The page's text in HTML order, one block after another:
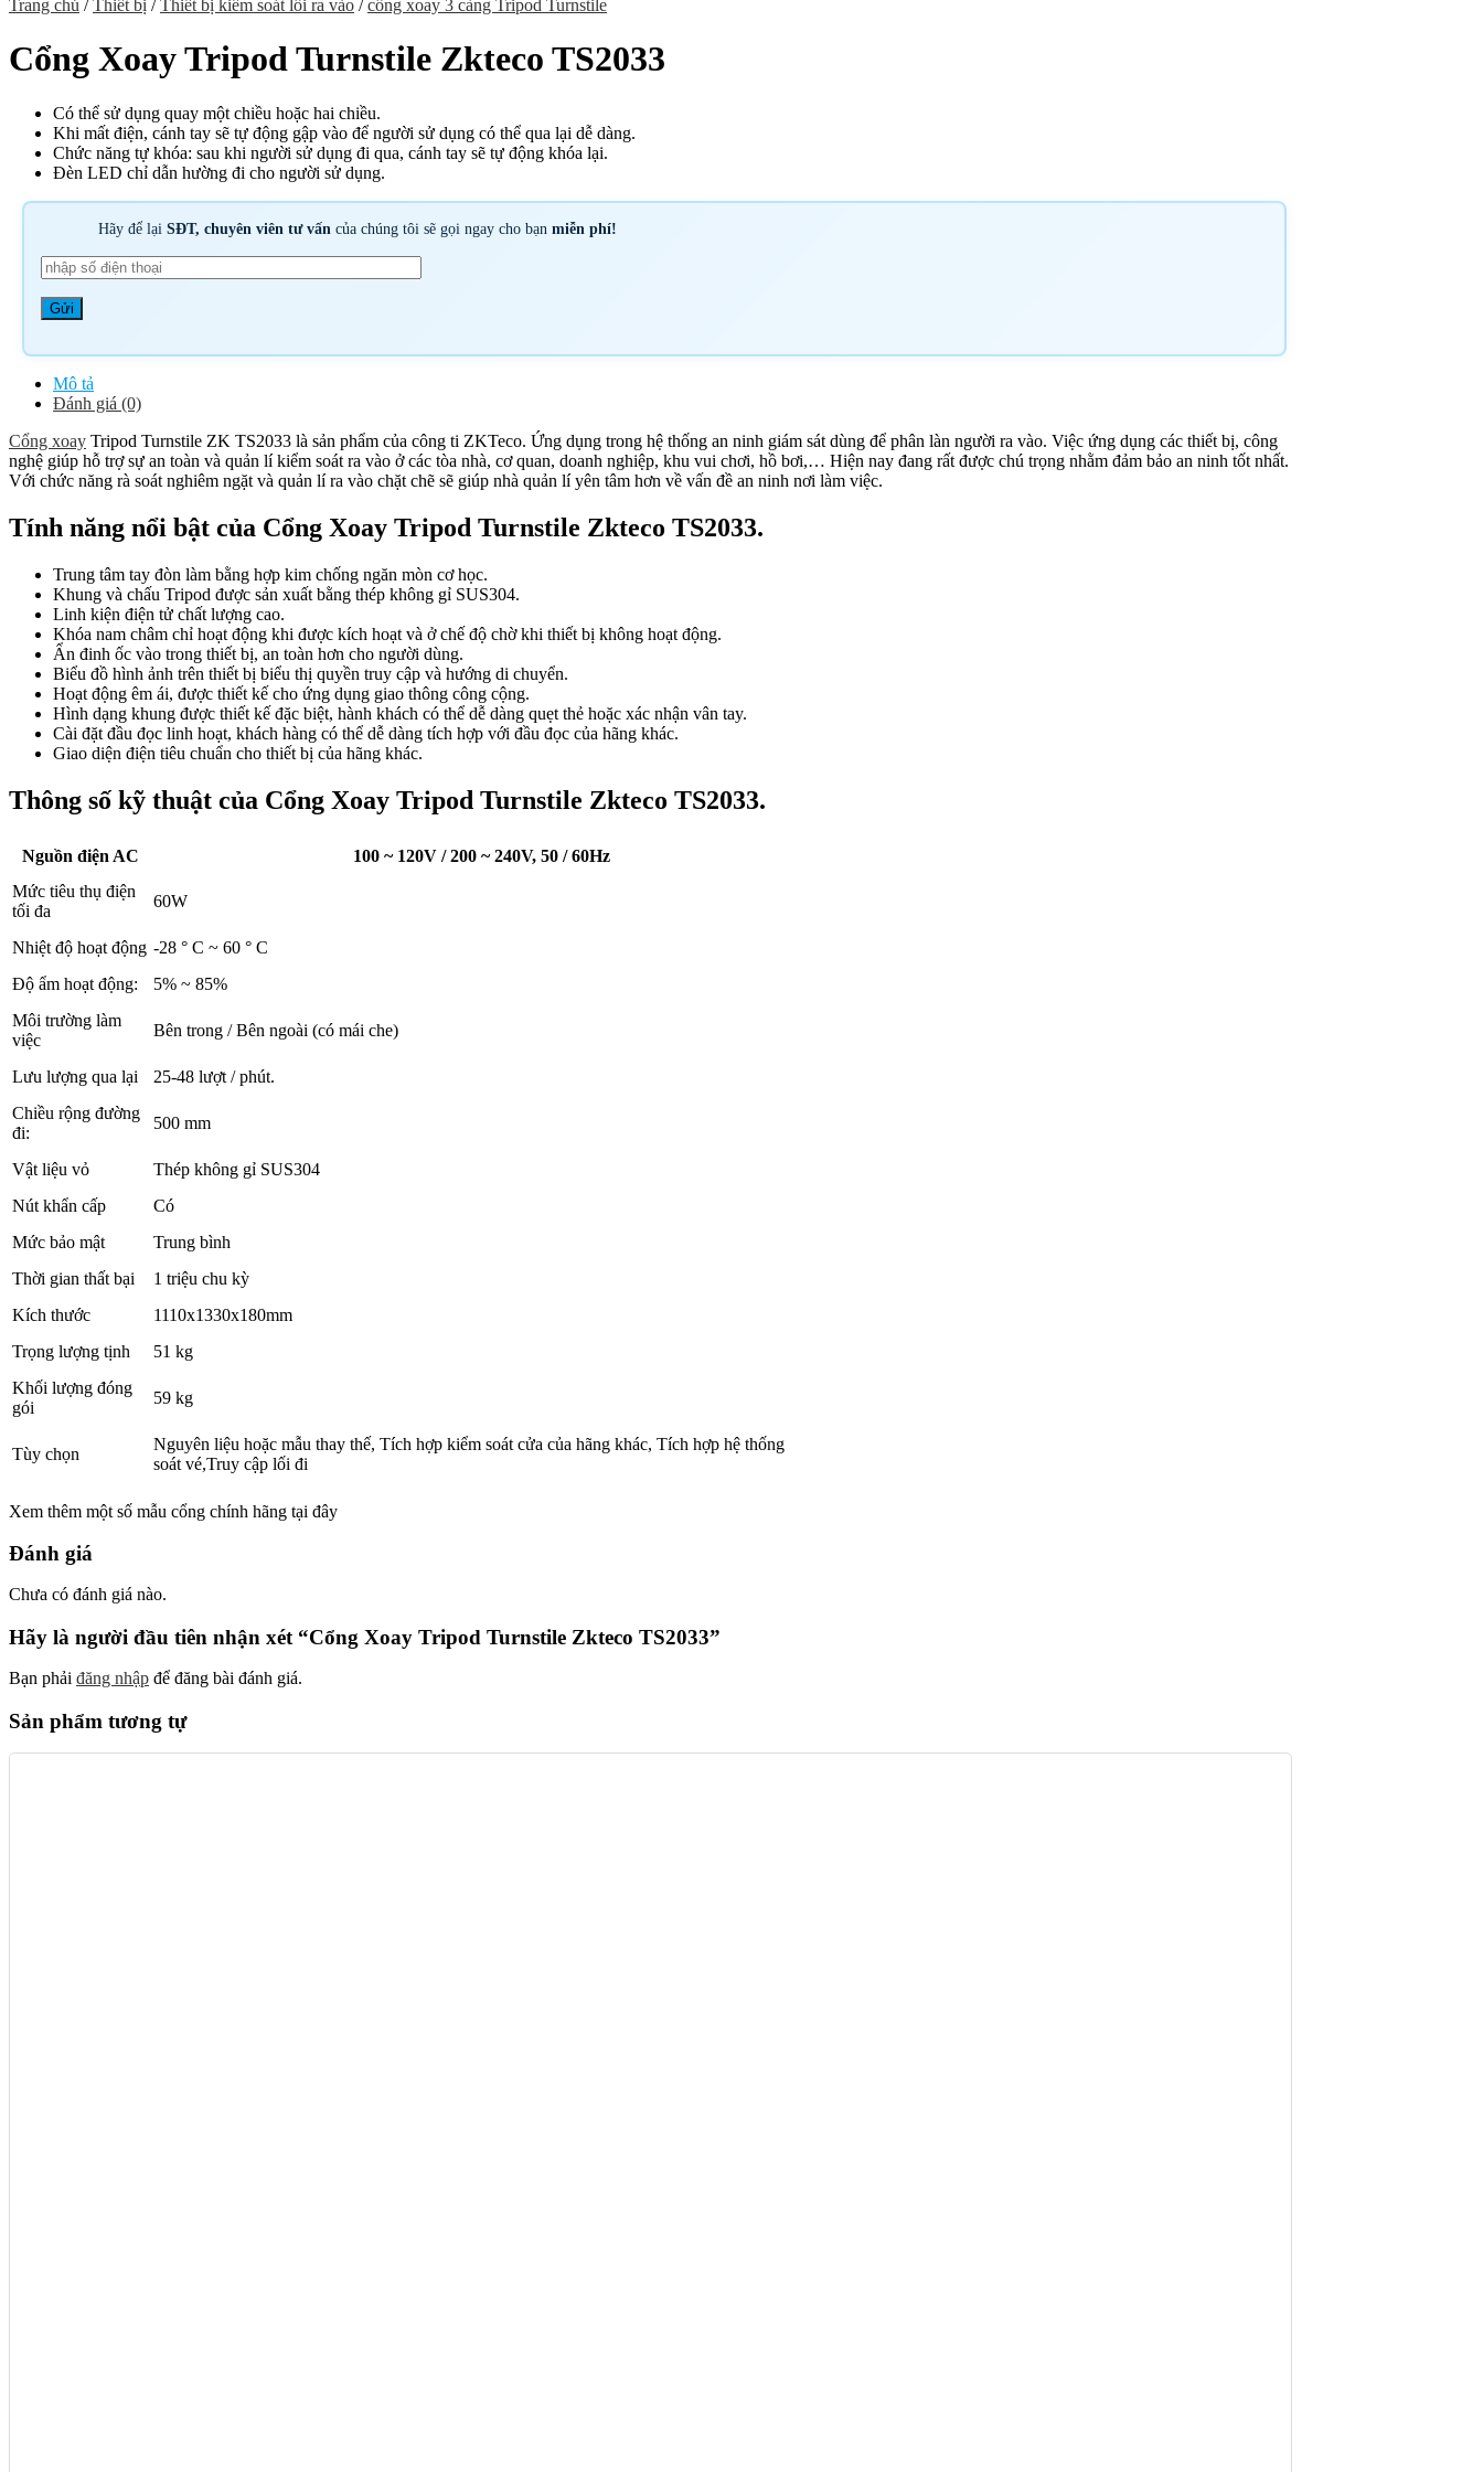
Trang chủ / Thiết bị / Thiết bị kiểm soát lối ra vào / cổng xoay 3 càng Tripod Turnstile
Cổng Xoay Tripod Turnstile Zkteco TS2033
Có thể sử dụng quay một chiều hoặc hai chiều.
Khi mất điện, cánh tay sẽ tự động gập vào để người sử dụng có thể qua lại dễ dàng.
Chức năng tự khóa: sau khi người sử dụng đi qua, cánh tay sẽ tự động khóa lại.
Đèn LED chỉ dẫn hường đi cho người sử dụng.
Hãy để lạiSĐT, chuyên viên tư vấncủa chúng tôi sẽ gọi ngay cho bạn miễn phí!
Mô tả
Đánh giá (0)
Cổng xoay Tripod Turnstile ZK TS2033 là sản phẩm của công ti ZKTeco. Ứng dụng trong hệ thống an ninh giám sát dùng để phân làn người ra vào. Việc ứng dụng các thiết bị, công
nghệ giúp hỗ trợ sự an toàn và quản lí kiểm soát ra vào ở các tòa nhà, cơ quan, doanh nghiệp, khu vui chơi, hồ bơi,… Hiện nay đang rất được chú trọng nhằm đảm bảo an ninh tốt nhất.
Với chức năng rà soát nghiêm ngặt và quản lí ra vào chặt chẽ sẽ giúp nhà quản lí yên tâm hơn về vấn đề an ninh nơi làm việc.
Tính năng nổi bật của Cổng Xoay Tripod Turnstile Zkteco TS2033.
Trung tâm tay đòn làm bằng hợp kim chống ngăn mòn cơ học.
Khung và chấu Tripod được sản xuất bằng thép không gỉ SUS304.
Linh kiện điện tử chất lượng cao.
Khóa nam châm chỉ hoạt động khi được kích hoạt và ở chế độ chờ khi thiết bị không hoạt động.
Ẩn đinh ốc vào trong thiết bị, an toàn hơn cho người dùng.
Biểu đồ hình ảnh trên thiết bị biểu thị quyền truy cập và hướng di chuyển.
Hoạt động êm ái, được thiết kế cho ứng dụng giao thông công cộng.
Hình dạng khung được thiết kế đặc biệt, hành khách có thể dễ dàng quẹt thẻ hoặc xác nhận vân tay.
Cài đặt đầu đọc linh hoạt, khách hàng có thể dễ dàng tích hợp với đầu đọc của hãng khác.
Giao diện điện tiêu chuẩn cho thiết bị của hãng khác.
Thông số kỹ thuật của Cổng Xoay Tripod Turnstile Zkteco TS2033.
Nguồn điện AC
100 ~ 120V / 200 ~ 240V, 50 / 60Hz
Mức tiêu thụ điện
tối đa
60W
Nhiệt độ hoạt động -28 ° C ~ 60 ° C
Độ ẩm hoạt động:
5% ~ 85%
Môi trường làm
việc
Bên trong / Bên ngoài (có mái che)
Lưu lượng qua lại
25-48 lượt / phút.
Chiều rộng đường
đi:
500 mm
Vật liệu vỏ
Thép không gỉ SUS304
Nút khẩn cấp
Có
Mức bảo mật
Trung bình
Thời gian thất bại
1 triệu chu kỳ
Kích thước
1110x1330x180mm
Trọng lượng tịnh
51 kg
Khối lượng đóng
gói
59 kg
Tùy chọn
Nguyên liệu hoặc mẫu thay thế, Tích hợp kiểm soát cửa của hãng khác, Tích hợp hệ thống
soát vé,Truy cập lối đi
Xem thêm một số mẫu cổng chính hãng tại đây
Đánh giá
Chưa có đánh giá nào.
Hãy là người đầu tiên nhận xét “Cổng Xoay Tripod Turnstile Zkteco TS2033”
Bạn phải đăng nhập để đăng bài đánh giá.
Sản phẩm tương tự